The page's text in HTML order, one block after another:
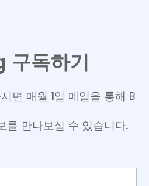
독하기
면 매월 1일 메일을 통해 B
를 만나보실 수 있습니다.